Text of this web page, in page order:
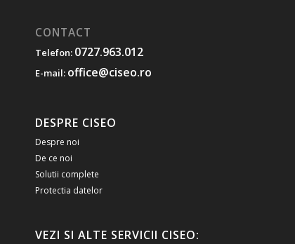
CONTACT
Telefon: 0727.963.012
E-mail: office@ciseo.ro
DESPRE CISEO
Despre noi
De ce noi
Solutii complete
Protectia datelor
VEZI SI ALTE SERVICII CISEO: